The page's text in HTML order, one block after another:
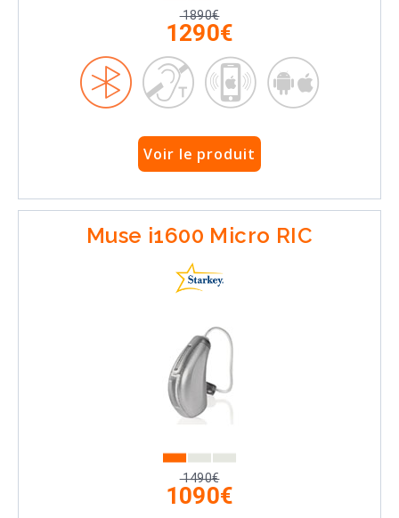
1890€
1290€
Voir le produit
Muse i1600 Micro RIC
1490€
1090€